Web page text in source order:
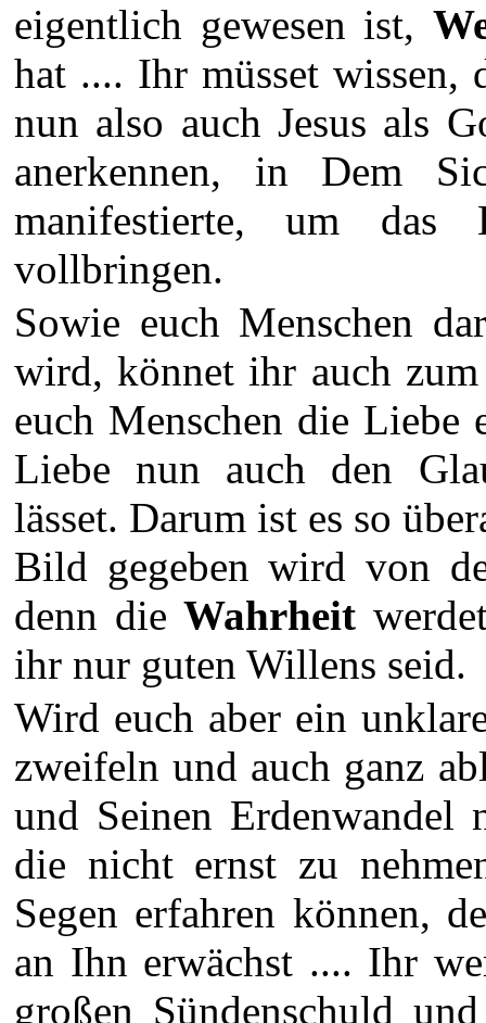
eigentlich gewesen ist,
hat .... Ihr müsset wissen,
nun also auch Jesus als
anerkennen, in Dem
manifestierte, um das
vollbringen.
Sowie euch Menschen
wird, könnet ihr auch
euch Menschen die
Liebe nun auch den
lässet. Darum ist es so
Bild gegeben wird von
denn dieWahrheit
ihr nur guten Willens seid.
Wird euch aber ein
zweifeln und auch ganz
und Seinen Erdenwandel
die nicht ernst zu
Segen erfahren können,
an Ihn erwächst .... Ihr
großen Sündenschuld